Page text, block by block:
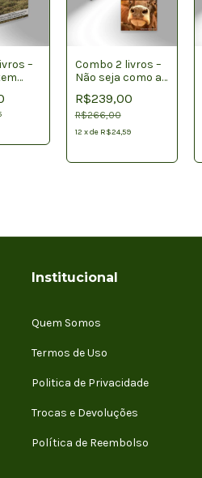
–
+Na
Combo 2 livros –
Não seja como as
Vaquinhas +
Entendendo as
Vaquinhas
R$239,00
R$266,00
12 xde R$24,59
Institucional
Quem Somos
Termos de Uso
Politica de Privacidade
Trocas e Devoluções
Política de Reembolso